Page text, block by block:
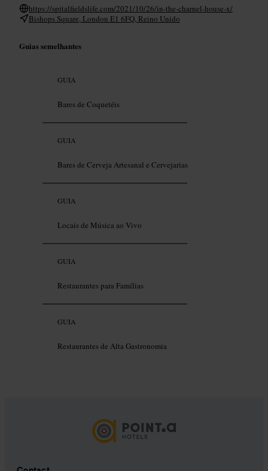
https://spitalfieldslife.com/2021/10/26/in-the-charnel-house-x/
Bishops Square, London E1 6FQ, Reino Unido
Guias semelhantes
GUIA
Bares de Coquetéis
GUIA
Bares de Cerveja Artesanal e Cervejarias
GUIA
Locais de Música ao Vivo
GUIA
Restaurantes para Famílias
GUIA
Restaurantes de Alta Gastronomia